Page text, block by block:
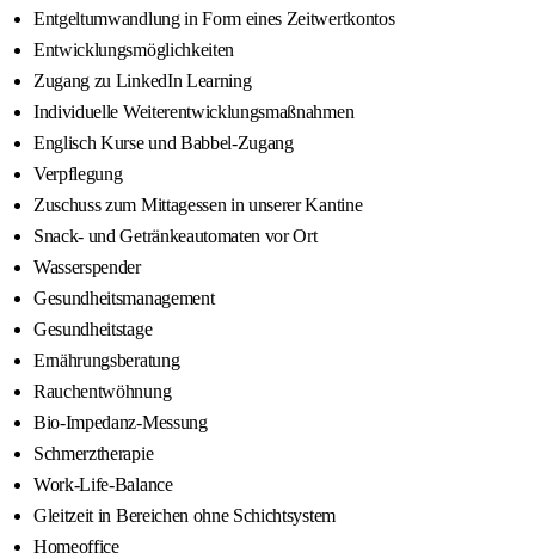
Entgeltumwandlung in Form eines Zeitwertkontos
Entwicklungsmöglichkeiten
Zugang zu LinkedIn Learning
Individuelle Weiterentwicklungsmaßnahmen
Englisch Kurse und Babbel-Zugang
Verpflegung
Zuschuss zum Mittagessen in unserer Kantine
Snack- und Getränkeautomaten vor Ort
Wasserspender
Gesundheitsmanagement
Gesundheitstage
Ernährungsberatung
Rauchentwöhnung
Bio-Impedanz-Messung
Schmerztherapie
Work-Life-Balance
Gleitzeit in Bereichen ohne Schichtsystem
Homeoffice